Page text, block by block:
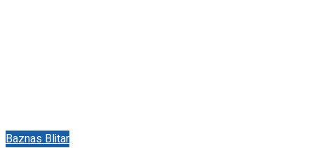
Baznas Blitar